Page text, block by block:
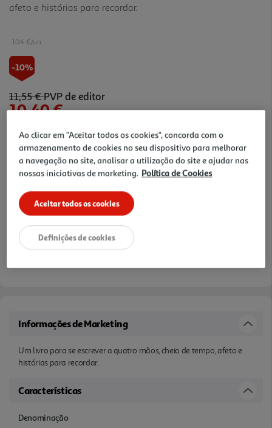
afeto e histórias para recordar.
10.4 €/un
-10%
11,55 €PVP de editor
10,40 €
Notas de preparação
Informações de Marketing
Um livro para se escrever a quatro mãos, cheio de tempo, afeto e
histórias para recordar.
Características
Denominação
Ao clicar em "Aceitar todos os cookies", concorda com o
armazenamento de cookies no seu dispositivo para melhorar
a navegação no site, analisar a utilização do site e ajudar nas
nossas iniciativas de marketing. Política de Cookies
Aceitar todos os cookies
Definições de cookies